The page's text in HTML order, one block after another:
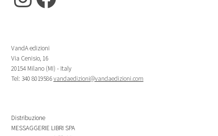
VandA edizioni
Via Cenisio, 16
20154 Milano (MI) - Italy
Tel: 340 8019586vandaedizioni@vandaedizioni.com
Distribuzione
MESSAGGERIE LIBRI SPA